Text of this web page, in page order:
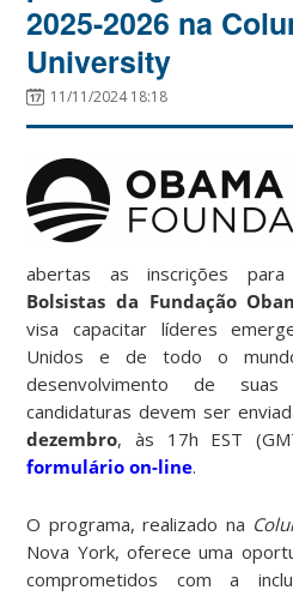
2025-2026 na
University
11/11/2024 18:18
abertas as inscrições
Bolsistas da Fundação
visa capacitar líderes
Unidos e de todo o
desenvolvimento de suas
candidaturas devem ser
dezembro, às 17h EST
formulário on-line.
O programa, realizado na
Nova York, oferece uma
comprometidos com a